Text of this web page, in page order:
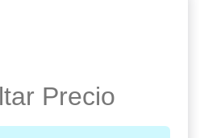
Precio